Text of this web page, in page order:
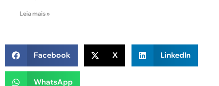
Leia mais »
Facebook X LinkedIn
WhatsApp